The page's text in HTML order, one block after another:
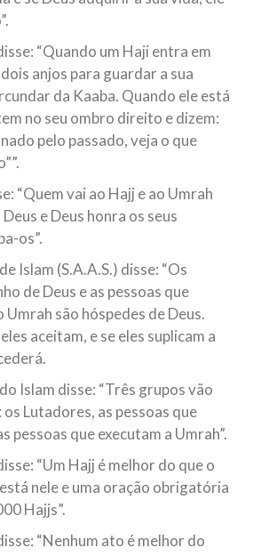
“Quando um Haji entra em
anjos para guardar a sua
da Kaaba. Quando ele está
no seu ombro direito e dizem:
pelo passado, veja o que
“Quem vai ao Hajj e ao Umrah
e Deus honra os seus
os”.
Islam (S.A.A.S.) disse: “Os
de Deus e as pessoas que
Umrah são hóspedes de Deus.
aceitam, e se eles suplicam a
Islam disse: “Três grupos vão
os Lutadores, as pessoas que
pessoas que executam a Umrah”.
“Um Hajj é melhor do que o
nele e uma oração obrigatória
Hajjs”.
“Nenhum ato é melhor do